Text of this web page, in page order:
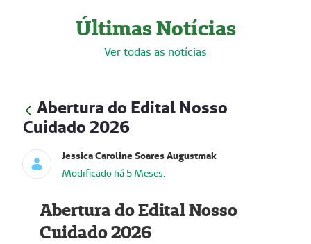
Últimas Notícias
Ver todas as notícias
Abertura do Edital Nosso
Cuidado 2026
Jessica Caroline Soares Augustmak
Modificado há 5 Meses.
Abertura do Edital Nosso
Cuidado 2026